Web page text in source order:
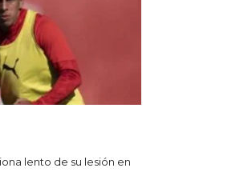
lento de su lesión en